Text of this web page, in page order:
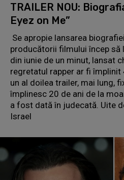
TRAILER NOU:
Eyez on Me”
Se apropie lansarea
producătorii filmului încep să
din iunie de un minut, lansat
regretatul rapper ar fi împlinit
un al doilea trailer, mai lung,
împlinesc 20 de ani de la
a fost dată în judecată. Uite
Israel